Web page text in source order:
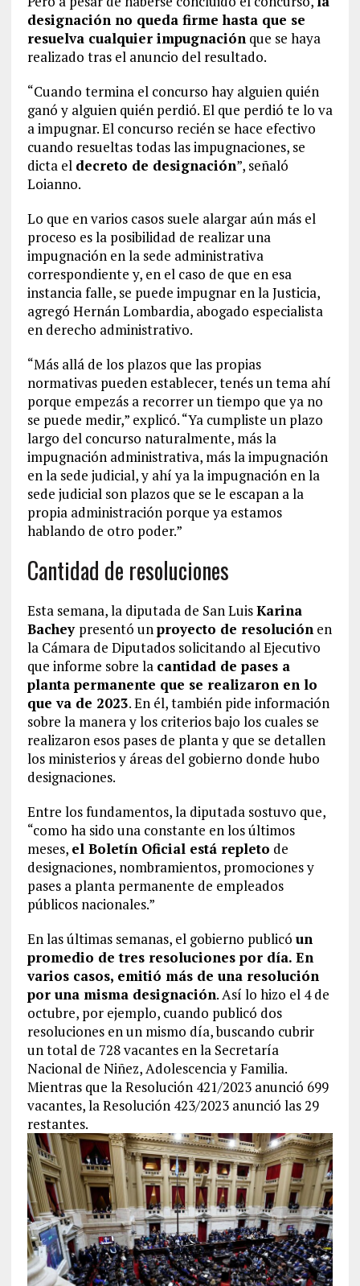
designación no queda firme hasta que se
resuelva cualquier impugnaciónque se haya
realizado tras el anuncio del resultado.
“Cuando termina el concurso hay alguien quién
ganó y alguien quién perdió. El que perdió te lo va
a impugnar. El concurso recién se hace efectivo
cuando resueltas todas las impugnaciones, se
dicta el decreto de designación”, señaló
Loianno.
Lo que en varios casos suele alargar aún más el
proceso es la posibilidad de realizar una
impugnación en la sede administrativa
correspondiente y, en el caso de que en esa
instancia falle, se puede impugnar en la Justicia,
agregó Hernán Lombardia, abogado especialista
en derecho administrativo.
“Más allá de los plazos que las propias
normativas pueden establecer, tenés un tema ahí
porque empezás a recorrer un tiempo que ya no
se puede medir,” explicó. “Ya cumpliste un plazo
largo del concurso naturalmente, más la
impugnación administrativa, más la impugnación
en la sede judicial, y ahí ya la impugnación en la
sede judicial son plazos que se le escapan a la
propia administración porque ya estamos
hablando de otro poder.”
Cantidad de resoluciones
Esta semana, la diputada de San LuisKarina
Bachey presentó unproyecto de resoluciónen
la Cámara de Diputados solicitando al Ejecutivo
que informe sobre la cantidad de pases a
planta permanente que se realizaron en lo
que va de 2023. En él, también pide información
sobre la manera y los criterios bajo los cuales se
realizaron esos pases de planta y que se detallen
los ministerios y áreas del gobierno donde hubo
designaciones.
Entre los fundamentos, la diputada sostuvo que,
“como ha sido una constante en los últimos
meses, el Boletín Oficial está repleto de
designaciones, nombramientos, promociones y
pases a planta permanente de empleados
públicos nacionales.”
En las últimas semanas, el gobierno publicó un
promedio de tres resoluciones por día. En
varios casos, emitió más de una resolución
por una misma designación. Así lo hizo el 4 de
octubre, por ejemplo, cuando publicó dos
resoluciones en un mismo día, buscando cubrir
un total de 728 vacantes en la Secretaría
Nacional de Niñez, Adolescencia y Familia.
Mientras que la Resolución 421/2023 anunció 699
vacantes, la Resolución 423/2023 anunció las 29
restantes.